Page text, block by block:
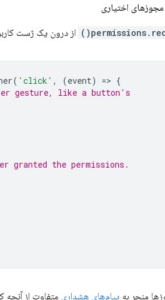
از درون یک ژست
( 'click' , (event) => {
gesture, like a button's
granted the permissions.
منجر به پیام‌های هشداری متفاوت از آنچه